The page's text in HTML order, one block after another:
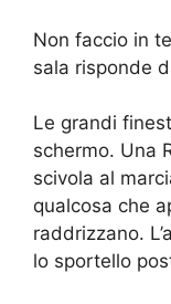
Non faccio in
sala risponde
Le grandi
schermo. Una
scivola al
qualcosa che
raddrizzano.
lo sportello